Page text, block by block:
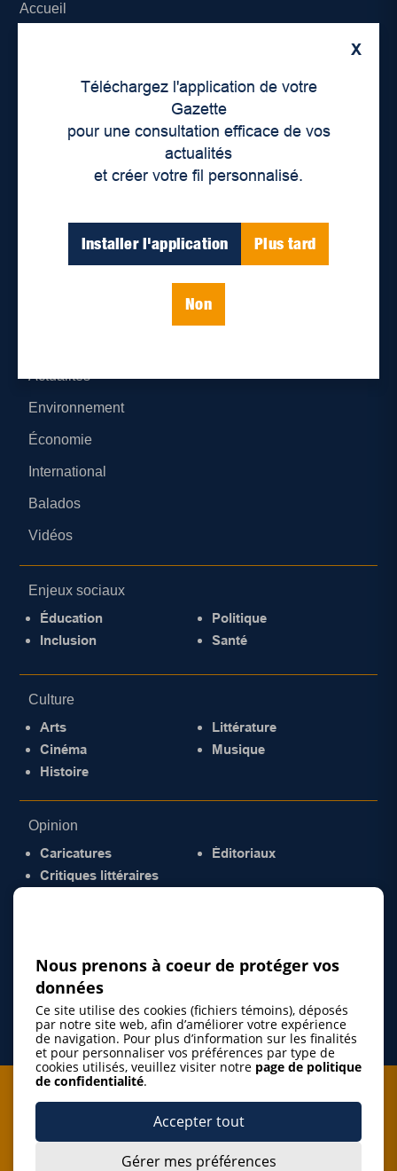
X
Téléchargez l'application de votre
Gazette
pour une consultation efficace de vos
actualités
et créer votre fil personnalisé.
Installer l'application Plus tard
Non
Accueil
Déontologie et confidentialité
Devenir partenaire
Lieux de distribution
Nous joindre
Parutions numériques
Actualités
Environnement
Économie
International
Balados
Vidéos
Enjeux sociaux
Éducation
Inclusion
Politique
Santé
Culture
Arts
Cinéma
Histoire
Littérature
Musique
Opinion
Caricatures
Critiques littéraires
Éditoriaux
Je m'abonne à l'infolettre
Nous prenons à coeur de protéger vos
données
Ce site utilise des cookies (fichiers témoins), déposés
par notre site web, afin d’améliorer votre expérience
de navigation. Pour plus d’information sur les finalités
et pour personnaliser vos préférences par type de
cookies utilisés, veuillez visiter notre page de politique
de confidentialité.
Accepter tout
Gérer mes préférences